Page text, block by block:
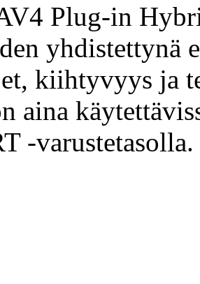
Plug-in
yhdistettynä
kiihtyvyys ja
aina
-varustetasolla.